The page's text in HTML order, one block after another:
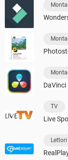
DaVinci
TV
Live